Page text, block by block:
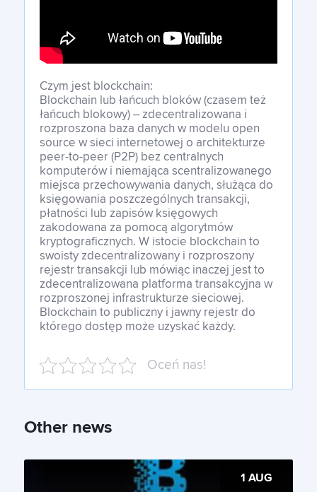
Czym jest blockchain:
Blockchain lub łańcuch bloków (czasem też
łańcuch blokowy) – zdecentralizowana i
rozproszona baza danych w modelu open
source w sieci internetowej o architekturze
peer-to-peer (P2P) bez centralnych
komputerów i niemająca scentralizowanego
miejsca przechowywania danych, służąca do
księgowania poszczególnych transakcji,
płatności lub zapisów księgowych
zakodowana za pomocą algorytmów
kryptograficznych. W istocie blockchain to
swoisty zdecentralizowany i rozproszony
rejestr transakcji lub mówiąc inaczej jest to
zdecentralizowana platforma transakcyjna w
rozproszonej infrastrukturze sieciowej.
Blockchain to publiczny i jawny rejestr do
którego dostęp może uzyskać każdy.
Oceń nas!
Other news
1 AUG